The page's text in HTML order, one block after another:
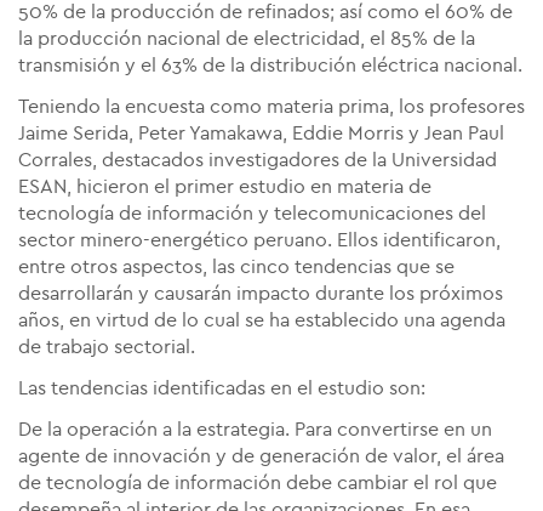
50% de la producción de refinados; así como el 60% de
la producción nacional de electricidad, el 85% de la
transmisión y el 63% de la distribución eléctrica nacional.
Teniendo la encuesta como materia prima, los profesores
Jaime Serida, Peter Yamakawa, Eddie Morris y Jean Paul
Corrales, destacados investigadores de la Universidad
ESAN, hicieron el primer estudio en materia de
tecnología de información y telecomunicaciones del
sector minero-energético peruano. Ellos identificaron,
entre otros aspectos, las cinco tendencias que se
desarrollarán y causarán impacto durante los próximos
años, en virtud de lo cual se ha establecido una agenda
de trabajo sectorial.
Las tendencias identificadas en el estudio son:
De la operación a la estrategia. Para convertirse en un
agente de innovación y de generación de valor, el área
de tecnología de información debe cambiar el rol que